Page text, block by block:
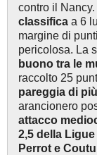
contro il
classifica a 6
margine di
pericolosa. La
buono tra le
raccolto 25
pareggia di
arancionero
attacco
2,5 della
Perrot e